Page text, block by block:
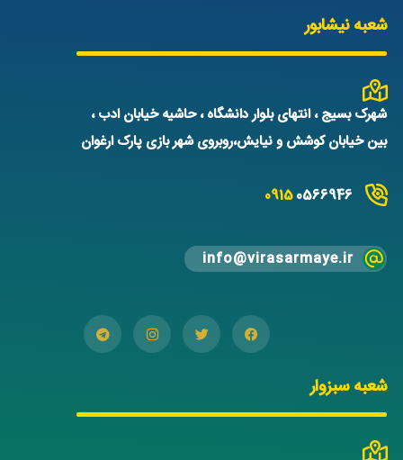
شعبه نیشابور
شهرک بسیج ، انتهای بلوار دانشگاه ، حاشیه خیابان ادب ،
بین خیابان کوشش و نیایش،روبروی شهر بازی پارک ارغوان
09150566946
info@virasarmaye.ir
شعبه سبزوار